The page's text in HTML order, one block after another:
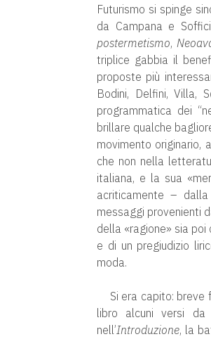
Futurismo si spinge
da Campana e
postermetismo,
triplice gabbia il
proposte più
Bodini, Delfini, Villa,
programmatica dei
brillare qualche
movimento
che non nella
italiana, e la sua
acriticamente –
messaggi provenienti
della «ragione» sia
e di un pregiudizio
moda.
Si era capito: breve
libro alcuni versi da
nell’Introduzione, la